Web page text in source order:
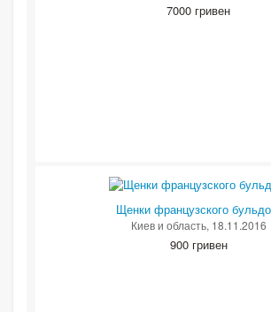
7000 гривен
Щенки французского
Киев и область, 18.11.2016
900 гривен